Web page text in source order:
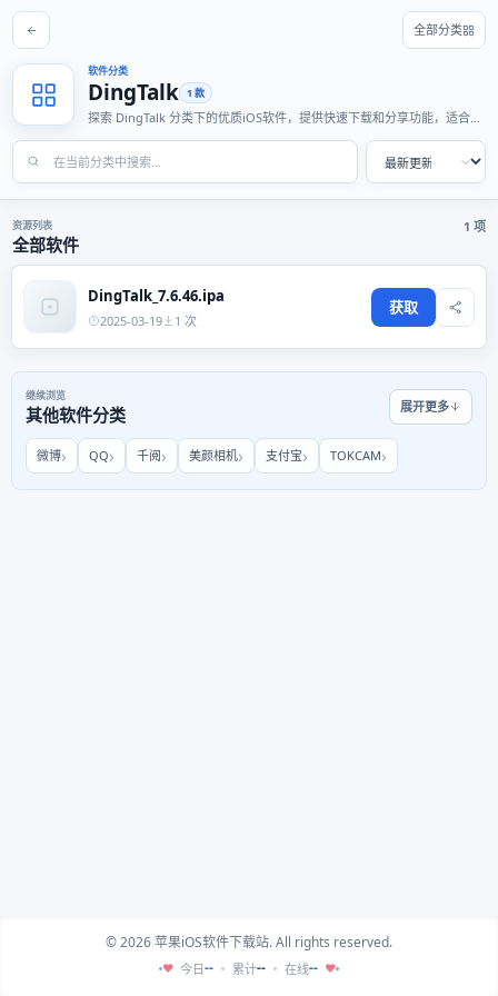
全部分类
软件分类
DingTalk 1 款
探索 DingTalk 分类下的优质iOS软件，提供快速下载和分享功能，适合各
资源列表
全部软件
1 项
DingTalk_7.6.46.ipa
2025-03-19 1 次
获取
继续浏览
其他软件分类 展开更多
微博 QQ 千阅 美颜相机 支付宝 TOKCAM
© 2026 苹果iOS软件下载站. All rights reserved.
♥ 今日-- 累计-- 在线-- ♥